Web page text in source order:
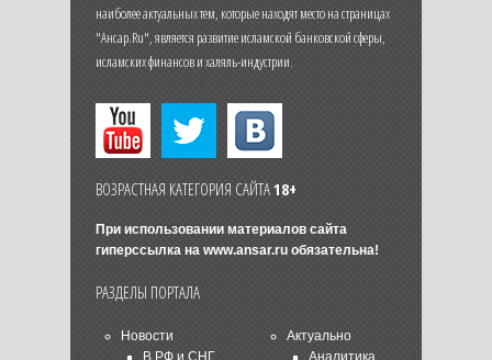
наиболее актуальных тем, которые находят место на страницах
"Ансар.Ru", является развитие исламской банковской сферы,
исламских финансов и халяль-индустрии.
ВОЗРАСТНАЯ КАТЕГОРИЯ САЙТА18+
При использовании материалов сайта
гиперссылка на www.ansar.ruобязательна!
РАЗДЕЛЫ ПОРТАЛА
Новости
В РФ и СНГ
Актуально
Аналитика